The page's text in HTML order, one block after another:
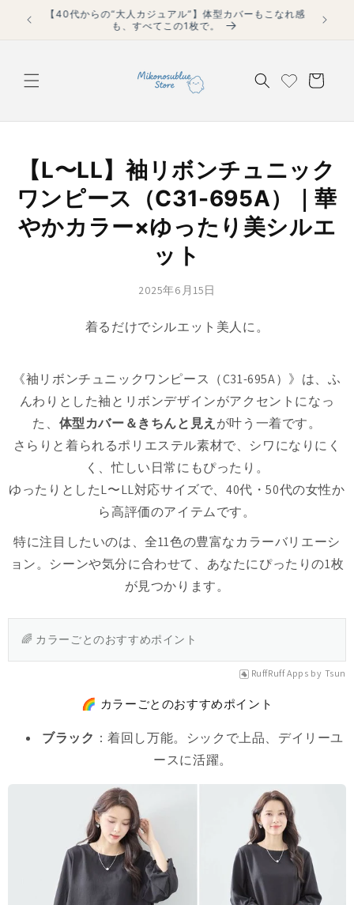
ンツに
動適応
【40代からの“大人カジュアル”】体型カバーもこなれ感
も、すべてこの1枚で。
ー
【L〜LL】袖リボンチュニック
ワンピース（C31-695A）｜華
やかカラー×ゆったり美シルエ
ット
2025年6月15日
着るだけでシルエット美人に。
《袖リボンチュニックワンピース（C31-695A）》は、ふ
んわりとした袖とリボンデザインがアクセントになっ
た、 体型カバー＆きちんと見えが叶う一着です。
さらりと着られるポリエステル素材で、シワになりにく
く、忙しい日常にもぴったり。
ゆったりとしたL〜LL対応サイズで、40代・50代の女性か
ら高評価のアイテムです。
特に注目したいのは、全11色の豊富なカラーバリエーシ
ョン。シーンや気分に合わせて、あなたにぴったりの1枚
が見つかります。
🌈 カラーごとのおすすめポイント
RuffRuff Apps by Tsun
🌈 カラーごとのおすすめポイント
ブラック ：着回し万能。シックで上品、デイリーユ
ースに活躍。